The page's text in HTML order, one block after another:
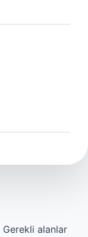
Gerekli alanlar